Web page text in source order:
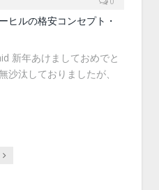
ヒルの格安コンセプト・
新年あけましておめでと
沙汰しておりましたが、
Next